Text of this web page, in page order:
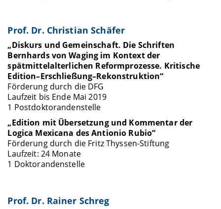
Prof. Dr. Christian Schäfer
„Diskurs und Gemeinschaft. Die Schriften
Bernhards von Waging im Kontext der
spätmittelalterlichen Reformprozesse. Kritische
Edition–Erschließung–Rekonstruktion“
Förderung durch die DFG
Laufzeit bis Ende Mai 2019
1 Postdoktorandenstelle
„Edition mit Übersetzung und Kommentar der
Logica Mexicana des Antionio Rubio“
Förderung durch die Fritz Thyssen-Stiftung
Laufzeit: 24 Monate
1 Doktorandenstelle
Prof. Dr. Rainer Schreg